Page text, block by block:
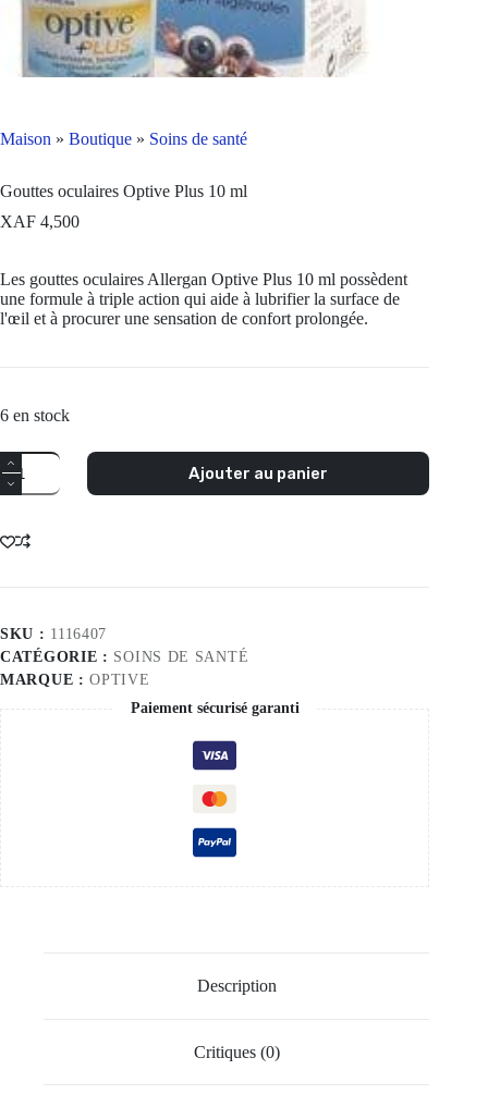
Maison » Boutique » Soins de santé
Gouttes oculaires Optive Plus 10 ml
XAF 4,500
Les gouttes oculaires Allergan Optive Plus 10 ml possèdent
une formule à triple action qui aide à lubrifier la surface de
l'œil et à procurer une sensation de confort prolongée.
6 en stock
Quantité
Optive
Plus
Drops
10ml
Ajouter au panier
SKU : 1116407
CATÉGORIE : SOINS DE SANTÉ
MARQUE :OPTIVE
Paiement sécurisé garanti
Description
Critiques (0)